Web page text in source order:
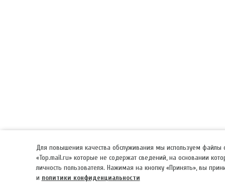
Для повышения качества обслуживания мы используем файлы
«Top.mail.ru» которые не содержат сведений, на основании
личность пользователя. Нажимая на кнопку «Принять», вы
и политики конфиденциальности